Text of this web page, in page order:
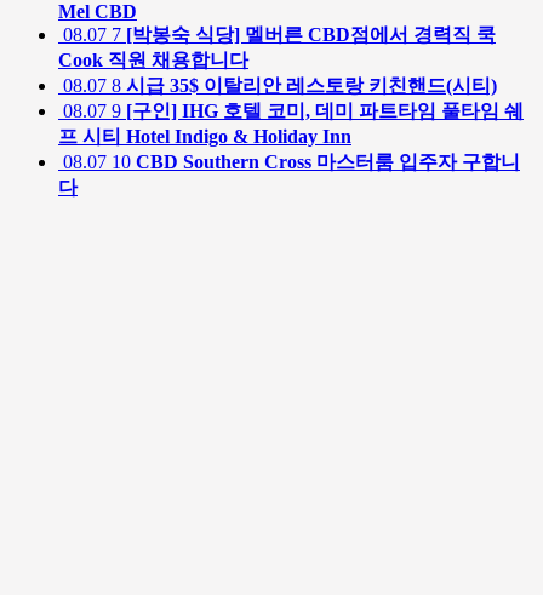
Mel CBD
08.07 7 [박봉숙 식당] 멜버른 CBD점에서 경력직 쿡
Cook 직원 채용합니다
08.07 8 시급 35$ 이탈리안 레스토랑 키친핸드(시티)
08.07 9 [구인] IHG 호텔 코미, 데미 파트타임 풀타임 쉐
프 시티 Hotel Indigo & Holiday Inn
08.07 10 CBD Southern Cross 마스터룸 입주자 구합니
다